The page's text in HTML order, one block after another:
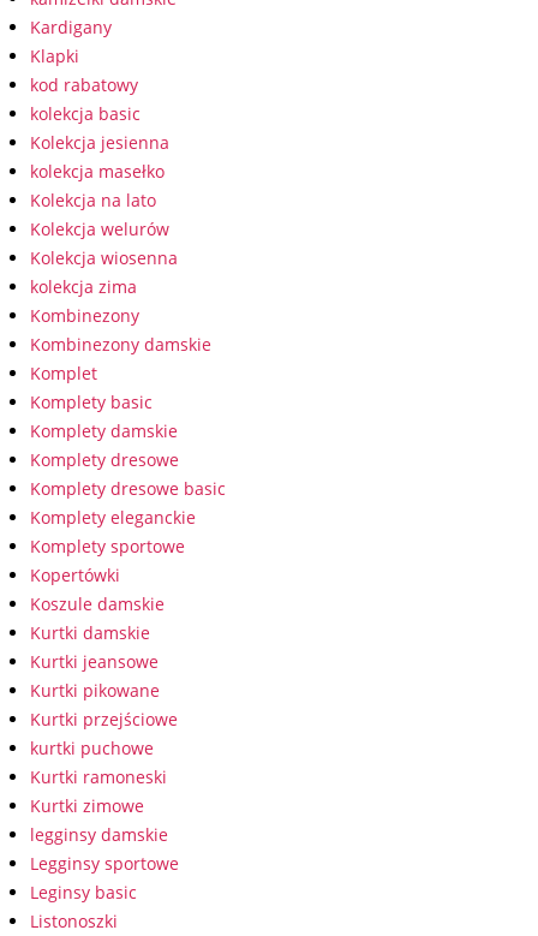
Kardigany
Klapki
kod rabatowy
kolekcja basic
Kolekcja jesienna
kolekcja masełko
Kolekcja na lato
Kolekcja welurów
Kolekcja wiosenna
kolekcja zima
Kombinezony
Kombinezony damskie
Komplet
Komplety basic
Komplety damskie
Komplety dresowe
Komplety dresowe basic
Komplety eleganckie
Komplety sportowe
Kopertówki
Koszule damskie
Kurtki damskie
Kurtki jeansowe
Kurtki pikowane
Kurtki przejściowe
kurtki puchowe
Kurtki ramoneski
Kurtki zimowe
legginsy damskie
Legginsy sportowe
Leginsy basic
Listonoszki